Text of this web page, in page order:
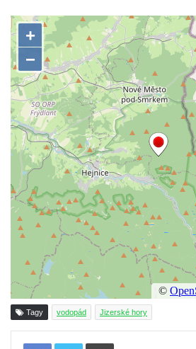
Kateřinky)
Vodopád Velký Štolpich
Mumlavský vodopád
Kamenický (Plochý) vodopád
Vaňovský vodopád
Bobří vodopád
Hrazený vodopád na Černém Štolpichu
Vodopády na Černém Štolpichu (Skok a
Dvojitý)
Vodopády na Černém potoce
Vodopád Černého potoka
Budovský vodopád
Olšinecký vodopád
Skleněné vodopády
Dolanský vodopád
Tambušské vodopády
Tagy vodopád Jizerské hory
Tisknout